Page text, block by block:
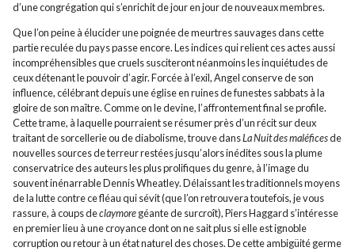
d’une congrégation qui s’enrichit de jour en jour de nouveaux membres.
Que l’on peine à élucider une poignée de meurtres sauvages dans cette
partie reculée du pays passe encore. Les indices qui relient ces actes aussi
incompréhensibles que cruels susciteront néanmoins les inquiétudes de
ceux détenant le pouvoir d’agir. Forcée à l’exil, Angel conserve de son
influence, célébrant depuis une église en ruines de funestes sabbats à la
gloire de son maître. Comme on le devine, l’affrontement final se profile.
Cette trame, à laquelle pourraient se résumer près d’un récit sur deux
traitant de sorcellerie ou de diabolisme, trouve dansLa Nuit des maléficesde
nouvelles sources de terreur restées jusqu’alors inédites sous la plume
conservatrice des auteurs les plus prolifiques du genre, à l’image du
souvent inénarrable Dennis Wheatley. Délaissant les traditionnels moyens
de la lutte contre ce fléau qui sévit (que l’on retrouvera toutefois, je vous
rassure, à coups declaymoregéante de surcroît), Piers Haggard s’intéresse
en premier lieu à une croyance dont on ne sait plus si elle est ignoble
corruption ou retour à un état naturel des choses. De cette ambigüité germe